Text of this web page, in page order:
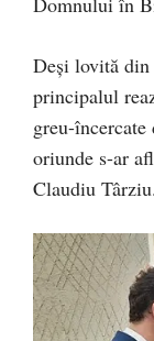
Deși lovită
principalul
greu-
oriunde s-ar
Claudiu Târziu.